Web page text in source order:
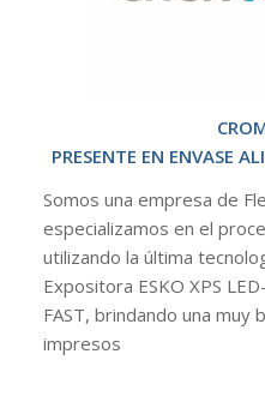
PRESENTE EN ENVASE
Somos una empresa de
especializamos en el
utilizando la última
Expositora ESKO XPS
FAST, brindando una muy
impresos